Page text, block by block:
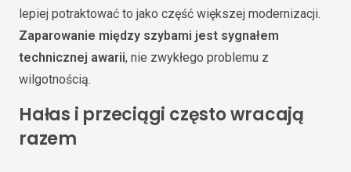
lepiej potraktować to jako część większej modernizacji.
Zaparowanie między szybami jest sygnałem
technicznej awarii, nie zwykłego problemu z
wilgotnością.
Hałas i przeciągi często wracają
razem